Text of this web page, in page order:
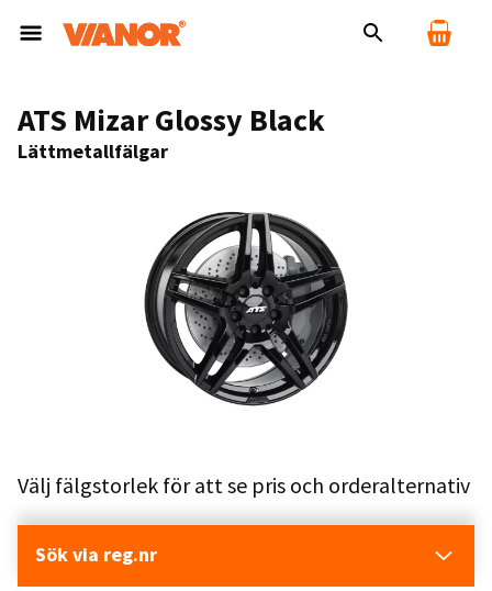
ATS Mizar Glossy Black
Lättmetallfälgar
Välj fälgstorlek för att se pris och orderalternativ
Sök via reg.nr